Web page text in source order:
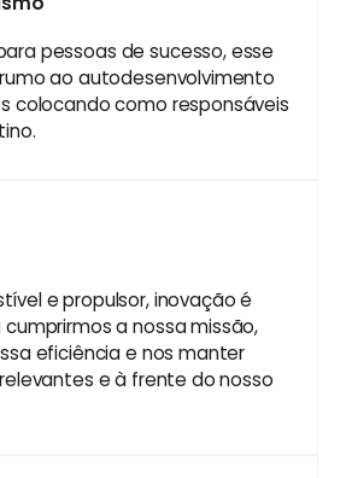
pessoas de sucesso, esse
ao autodesenvolvimento
colocando como responsáveis
e propulsor, inovação é
a nossa missão,
eficiência e nos manter
e à frente do nosso